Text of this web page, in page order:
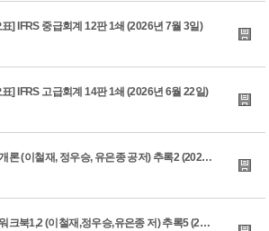
] IFRS 중급회계 12판 1쇄 (2026년 7월 3일)
] IFRS 고급회계 14판 1쇄 (2026년 6월 22일)
[추록] 2026 세법개론 (이철재, 정우승, 유은종 공저) 추록2 (2026.07.02)
[추록] 2026 세법워크북1,2 (이철재,정우승,유은종 저) 추록5 (2026.07.02)